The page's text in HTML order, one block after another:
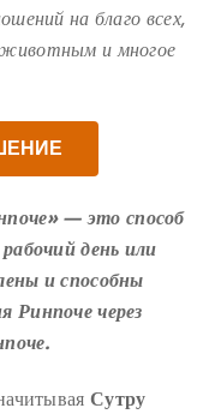
на благо всех,
и многое
— это способ
день или
и способны
Ринпоче через
Сутру